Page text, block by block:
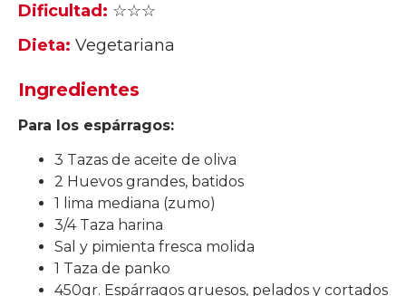
Dificultad: ☆☆☆
Dieta: Vegetariana
Ingredientes
Para los espárragos:
3 Tazas de aceite de oliva
2 Huevos grandes, batidos
1 lima mediana (zumo)
3/4 Taza harina
Sal y pimienta fresca molida
1 Taza de panko
450gr. Espárragos gruesos, pelados y cortados